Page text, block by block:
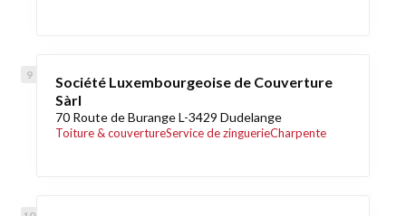
Société Luxembourgeoise de Couverture
Sàrl
70 Route de Burange L-3429 Dudelange
Toiture & couvertureService de zinguerieCharpente